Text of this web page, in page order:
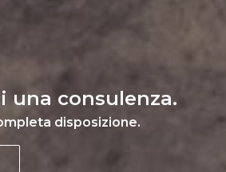
una consulenza.
disposizione.